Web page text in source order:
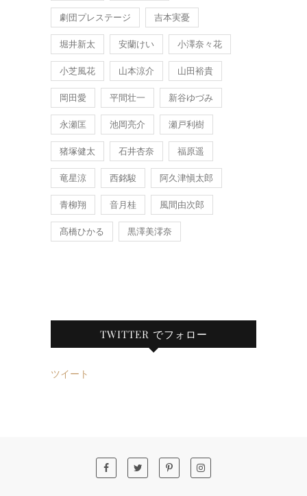
劇団プレステージ 吉本実憂
堀井新太 安蘭けい 小澤奈々花
小芝風花 山本涼介 山田裕貴
岡田愛 平間壮一 新谷ゆづみ
永瀬匡 池岡亮介 瀬戸利樹
猪塚健太 石井杏奈 福原遥
竜星涼 西銘駿 阿久津愼太郎
青柳翔 音月桂 風間由次郎
髙橋ひかる 黒澤美澪奈
TWITTER でフォロー
ツイート